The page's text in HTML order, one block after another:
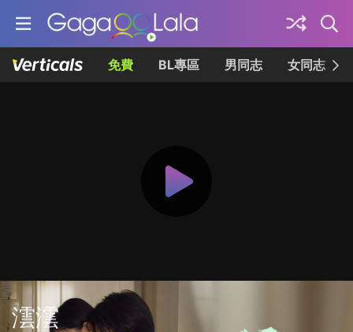
免費 BL專區 男同志 女同志
澐澐